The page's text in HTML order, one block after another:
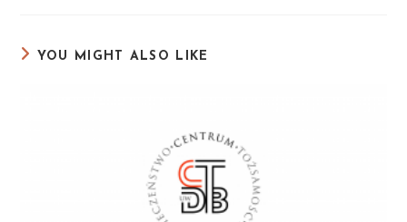
YOU MIGHT ALSO LIKE